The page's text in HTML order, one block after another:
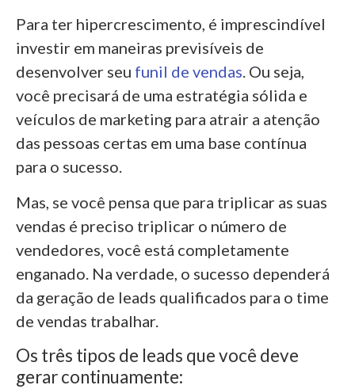
Para ter hipercrescimento, é imprescindível
investir em maneiras previsíveis de
desenvolver seu funil de vendas. Ou seja,
você precisará de uma estratégia sólida e
veículos de marketing para atrair a atenção
das pessoas certas em uma base contínua
para o sucesso.
Mas, se você pensa que para triplicar as suas
vendas é preciso triplicar o número de
vendedores, você está completamente
enganado. Na verdade, o sucesso dependerá
da geração de leads qualificados para o time
de vendas trabalhar.
Os três tipos de leads que você deve
gerar continuamente: